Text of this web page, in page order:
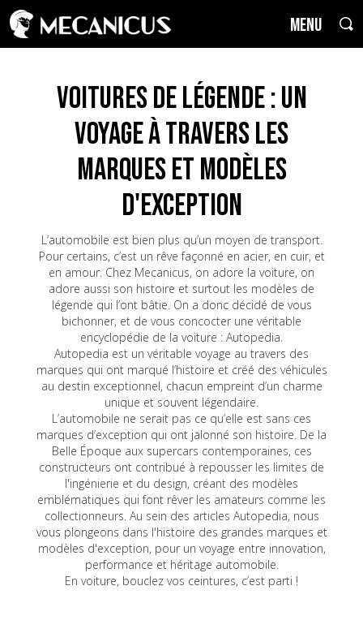
MENU
Voitures de Légende : un
voyage à travers les
marques et modèles
d'exception
L’automobile est bien plus qu’un moyen de transport.
Pour certains, c’est un rêve façonné en acier, en cuir, et
en amour. Chez Mecanicus, on adore la voiture, on
adore aussi son histoire et surtout les modèles de
légende qui l’ont bâtie. On a donc décidé de vous
bichonner, et de vous concocter une véritable
encyclopédie de la voiture : Autopedia.
Autopedia est un véritable voyage au travers des
marques qui ont marqué l’histoire et créé des véhicules
au destin exceptionnel, chacun empreint d’un charme
unique et souvent légendaire.
L’automobile ne serait pas ce qu’elle est sans ces
marques d’exception qui ont jalonné son histoire. De la
Belle Époque aux supercars contemporaines, ces
constructeurs ont contribué à repousser les limites de
l'ingénierie et du design, créant des modèles
emblématiques qui font rêver les amateurs comme les
collectionneurs. Au sein des articles Autopedia, nous
vous plongeons dans l'histoire des grandes marques et
modèles d'exception, pour un voyage entre innovation,
performance et héritage automobile.
En voiture, bouclez vos ceintures, c’est parti !